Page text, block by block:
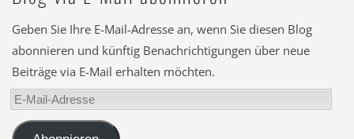
Geben Sie Ihre E-Mail-Adresse an, wenn Sie diesen Blog
abonnieren und künftig Benachrichtigungen über neue
Beiträge via E-Mail erhalten möchten.
E-
Mail-
Adresse